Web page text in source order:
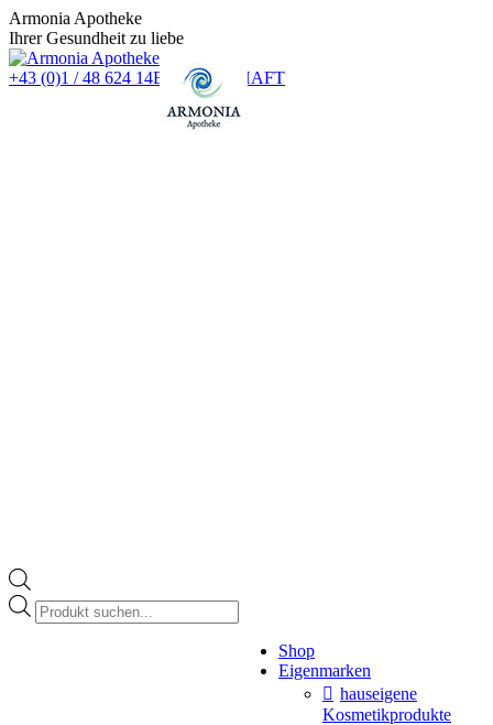
Zum
Inhalt
springen
Armonia Apotheke
Ihrer Gesundheit zu liebe
+43 (0)1 / 48 624 14BEREITSCHAFT
Products
search
Shop
Eigenmarken
hauseigene
Kosmetikprodukte